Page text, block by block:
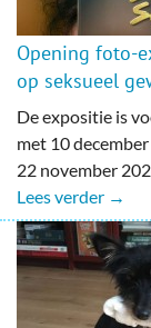
Opening foto-
op seksueel
De expositie is
met 10
22 november
Lees verder →